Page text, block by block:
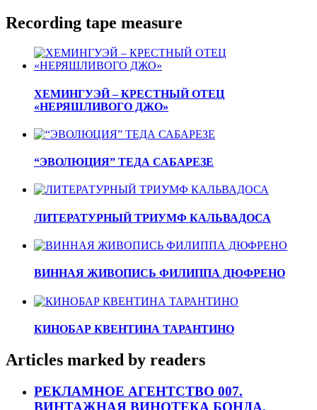
Recording tape measure
ХЕМИНГУЭЙ – КРЕСТНЫЙ ОТЕЦ
«НЕРЯШЛИВОГО ДЖО»
“ЭВОЛЮЦИЯ” ТЕДА САБАРЕЗЕ
ЛИТЕРАТУРНЫЙ ТРИУМФ КАЛЬВАДОСА
ВИННАЯ ЖИВОПИСЬ ФИЛИППА ДЮФРЕНО
КИНОБАР КВЕНТИНА ТАРАНТИНО
Articles marked by readers
РЕКЛАМНОЕ АГЕНТСТВО 007.
ВИНТАЖНАЯ ВИНОТЕКА БОНДА.